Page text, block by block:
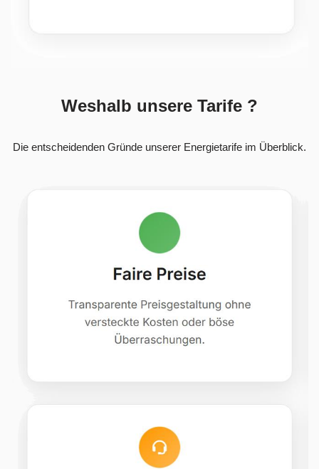
Weshalb unsere Tarife ?
Die entscheidenden Gründe unserer Energietarife im Überblick.